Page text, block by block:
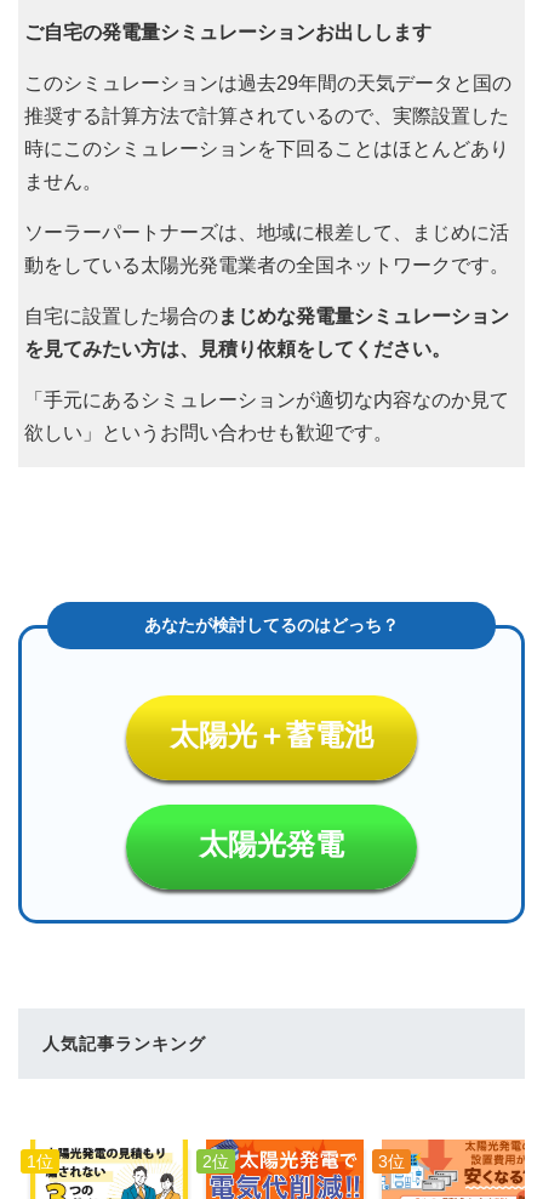
ご自宅の発電量シミュレーションお出しします
このシミュレーションは過去29年間の天気データと国の
推奨する計算方法で計算されているので、実際設置した
時にこのシミュレーションを下回ることはほとんどあり
ません。
ソーラーパートナーズは、地域に根差して、まじめに活
動をしている太陽光発電業者の全国ネットワークです。
自宅に設置した場合のまじめな発電量シミュレーション
を見てみたい方は、見積り依頼をしてください。
「手元にあるシミュレーションが適切な内容なのか見て
欲しい」というお問い合わせも歓迎です。
太陽光＋蓄電池
太陽光発電
人気記事ランキング
1位 2位 3位